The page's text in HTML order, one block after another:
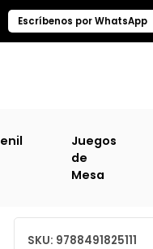
Escríbenos por WhatsApp
Juegos
de
Mesa
El Misterio
SKU: 9788491825111